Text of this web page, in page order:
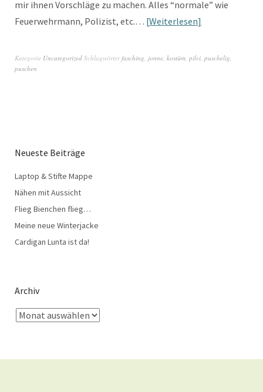
mir ihnen Vorschläge zu machen. Alles “normale” wie
Feuerwehrmann, Polizist, etc.… Weiterlesen
Kategorie Uncategorized Schlagwörterfasching jonne kostüm pilvi puschelig
puschen
Neueste Beiträge
Laptop & Stifte Mappe
Nähen mit Aussicht
Flieg Bienchen flieg…
Meine neue Winterjacke
Cardigan Lunta ist da!
Archiv